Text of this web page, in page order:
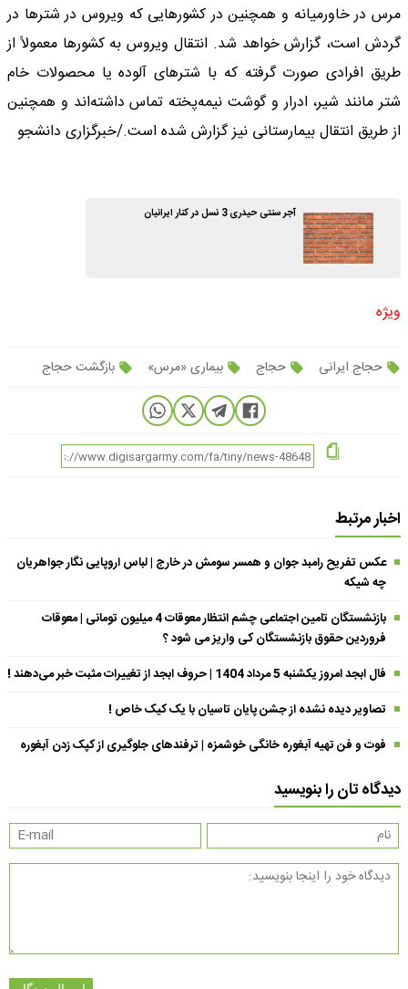
مرس در خاورمیانه و همچنین در کشور‌هایی که ویروس در شتر‌ها در
گردش است، گزارش خواهد شد. انتقال ویروس به کشور‌ها معمولاً از
طریق افرادی صورت گرفته که با شتر‌های آلوده یا محصولات خام
شتر مانند شیر، ادرار و گوشت نیمه‌پخته تماس داشته‌اند و همچنین
از طریق انتقال بیمارستانی نیز گزارش شده است./خبرگزاری دانشجو
آجر سنتی حیدری 3 نسل در کنار ایرانیان
ویژه
حجاج ایرانی حجاج بیماری «مرس» بازگشت حجاج
اخبار مرتبط
عکس تفریح رامبد جوان و همسر سومش در خارج | لباس اروپایی نگار جواهریان
چه شیکه
بازنشستگان تامین اجتماعی چشم انتظار معوقات 4 میلیون تومانی | معوقات
فروردین حقوق بازنشستگان کی واریز می شود ؟
فال ابجد امروز یکشنبه 5 مرداد 1404 | حروف ابجد از تغییرات مثبت خبر می‌دهند !
تصاویر دیده نشده از جشن پایان تاسیان با یک کیک خاص !
فوت و فن تهیه آبغوره خانگی خوشمزه | ترفندهای جلوگیری از کپک زدن آبغوره
دیدگاه تان را بنویسید